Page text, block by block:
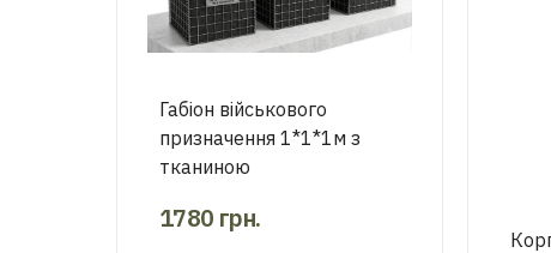
Габіон військового
призначення 1*1*1м з
тканиною
1780 грн.